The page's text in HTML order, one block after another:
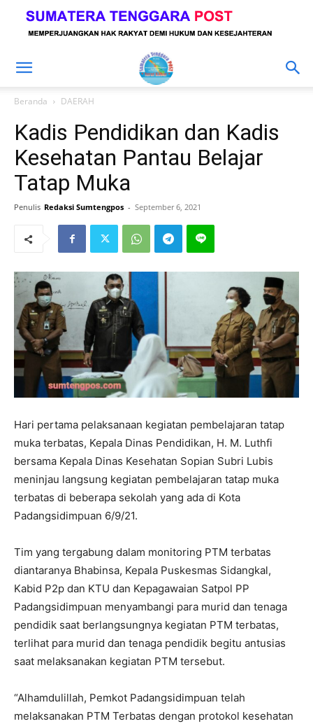
Beranda DAERAH
Kadis Pendidikan dan Kadis
Kesehatan Pantau Belajar
Tatap Muka
Penulis Redaksi Sumtengpos - September 6, 2021
Hari pertama pelaksanaan kegiatan pembelajaran tatap
muka terbatas, Kepala Dinas Pendidikan, H. M. Luthfi
bersama Kepala Dinas Kesehatan Sopian Subri Lubis
meninjau langsung kegiatan pembelajaran tatap muka
terbatas di beberapa sekolah yang ada di Kota
Padangsidimpuan 6/9/21.
Tim yang tergabung dalam monitoring PTM terbatas
diantaranya Bhabinsa, Kepala Puskesmas Sidangkal,
Kabid P2p dan KTU dan Kepagawaian Satpol PP
Padangsidimpuan menyambangi para murid dan tenaga
pendidik saat berlangsungnya kegiatan PTM terbatas,
terlihat para murid dan tenaga pendidik begitu antusias
saat melaksanakan kegiatan PTM tersebut.
“Alhamdulillah, Pemkot Padangsidimpuan telah
melaksanakan PTM Terbatas dengan protokol kesehatan